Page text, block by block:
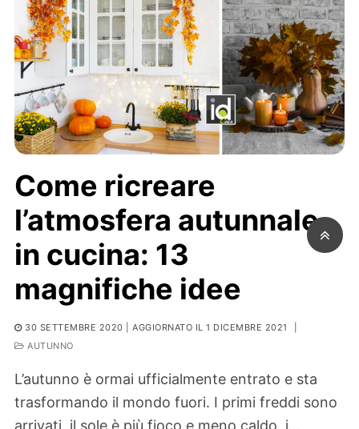
Come ricreare
l’atmosfera autunnale
in cucina: 13
magnifiche idee
30 SETTEMBRE 2020 | AGGIORNATO IL 1 DICEMBRE 2021
AUTUNNO
L’autunno è ormai ufficialmente entrato e sta
trasformando il mondo fuori. I primi freddi sono
arrivati, il sole è più fioco e meno caldo, i…